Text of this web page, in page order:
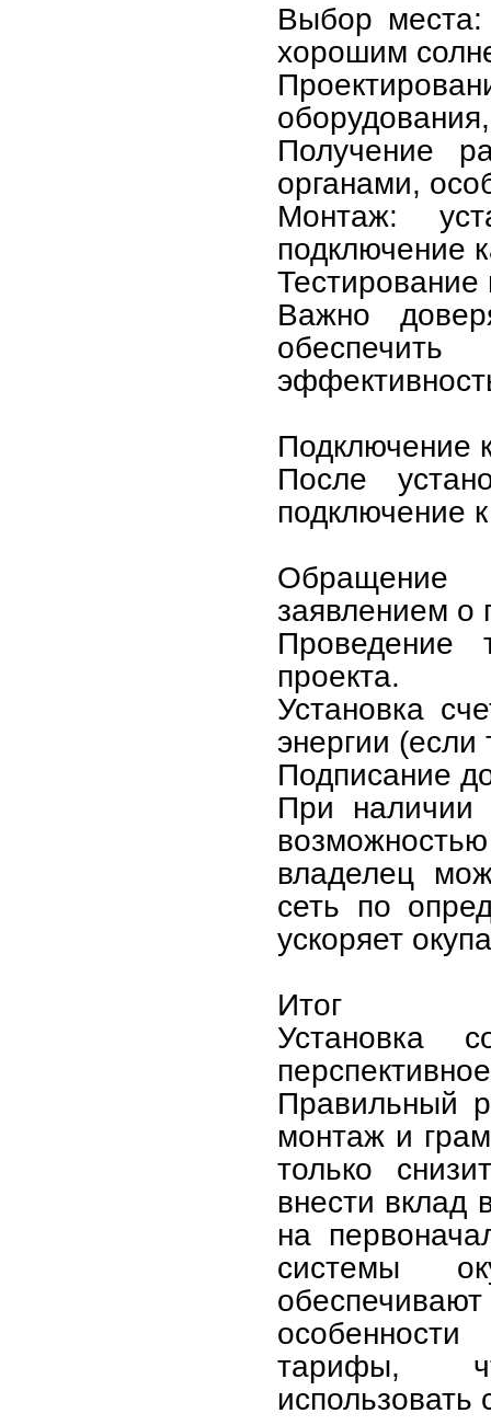
Выбор
хорошим
Получение
органами,
Монтаж:
подключение
Тестирование
Важно
Подключение
После
подключение
Обращение
заявлением о
Проведение
проекта.
Установка
энергии (если
Подписание
При наличии
владелец
сеть по
ускоряет
Итог
Установка
Правильный
монтаж и
только
внести вклад
на
системы
тарифы,
использовать